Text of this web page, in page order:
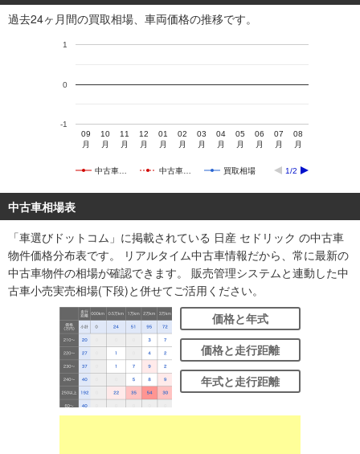
過去24ヶ月間の買取相場、車両価格の推移です。
中古車… 中古車… 買取相場 1/2
09
月
10
月
11
月
12
月
01
月
02
月
03
月
04
月
05
月
06
月
07
月
08
月
-1
0
1
中古車相場表
「車選びドットコム」に掲載されている 日産 セドリック の中古車
物件価格分布表です。 リアルタイム中古車情報だから、常に最新の
中古車物件の相場が確認できます。 販売管理システムと連動した中
古車小売実売相場(下段)と併せてご活用ください。
価格と年式
価格と走行距離
年式と走行距離